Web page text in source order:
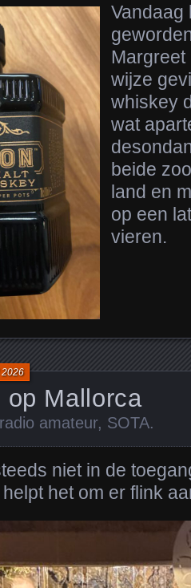
Vandaag
wijze
whiskey
wat
beide
land en
op een
vieren.
op Mallorca
2026
radio amateur, SOTA.
niet in de
het om er flink